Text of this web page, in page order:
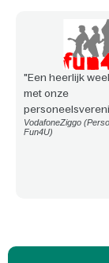
"Een heerlijk
met onze
VodafoneZiggo
Fun4U)